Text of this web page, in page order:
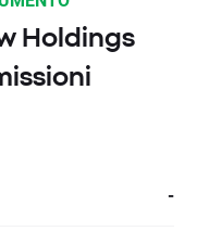
Holdings
-